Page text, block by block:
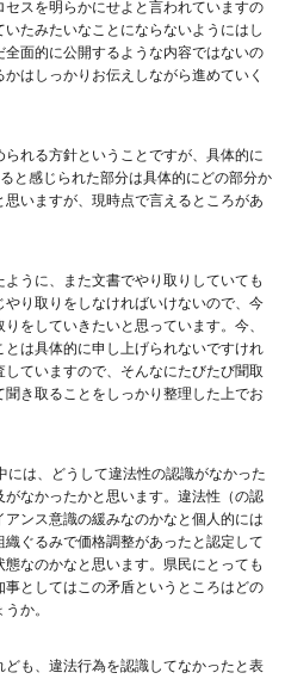
スを明らかにせよと言われていますの
たみたいなことにならないようにはし
面的に公開するような内容ではないの
はしっかりお伝えしながら進めていく
れる方針ということですが、具体的に
と感じられた部分は具体的にどの部分か
いますが、現時点で言えるところがあ
うに、また文書でやり取りしていても
り取りをしなければいけないので、今
をしていきたいと思っています。今、
は具体的に申し上げられないですけれ
ていますので、そんなにたびたび聞取
き取ることをしっかり整理した上でお
は、どうして違法性の認識がなかった
なかったかと思います。違法性（の認
ンス意識の緩みなのかなと個人的には
ぐるみで価格調整があったと認定して
なのかなと思います。県民にとっても
としてはこの矛盾というところはどの
か。
も、違法行為を認識してなかったと表